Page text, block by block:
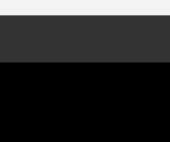
à nord-ouest, dans un secteur
monts, en allusion aux régions